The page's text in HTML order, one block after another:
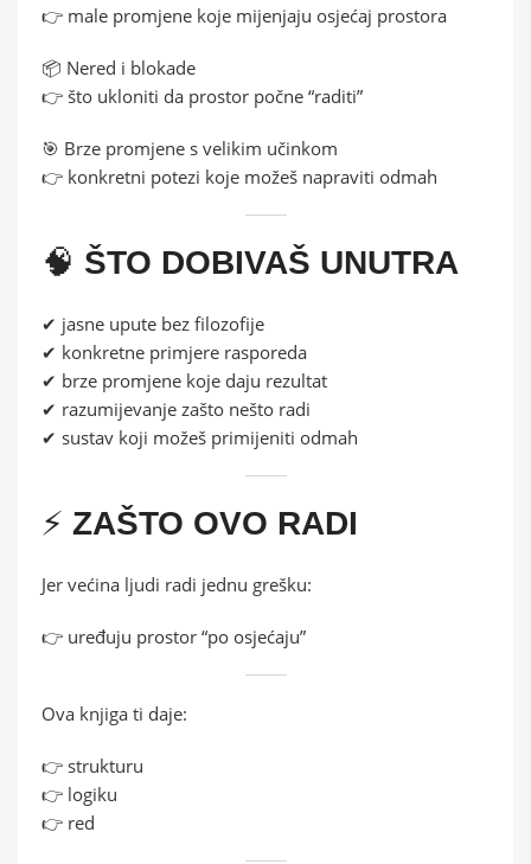
👉 male promjene koje mijenjaju osjećaj prostora
📦 Nered i blokade
👉 što ukloniti da prostor počne “raditi”
🎯 Brze promjene s velikim učinkom
👉 konkretni potezi koje možeš napraviti odmah
🧠 ŠTO DOBIVAŠ UNUTRA
✔ jasne upute bez filozofije
✔ konkretne primjere rasporeda
✔ brze promjene koje daju rezultat
✔ razumijevanje zašto nešto radi
✔ sustav koji možeš primijeniti odmah
⚡ ZAŠTO OVO RADI
Jer većina ljudi radi jednu grešku:
👉 uređuju prostor “po osjećaju”
Ova knjiga ti daje:
👉 strukturu
👉 logiku
👉 red